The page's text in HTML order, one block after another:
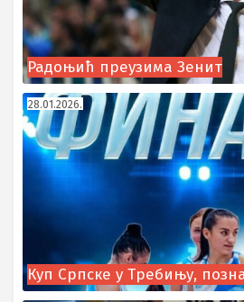
Радоњић преузима Зенит
28.01.2026.
Куп Српске у Требињу,